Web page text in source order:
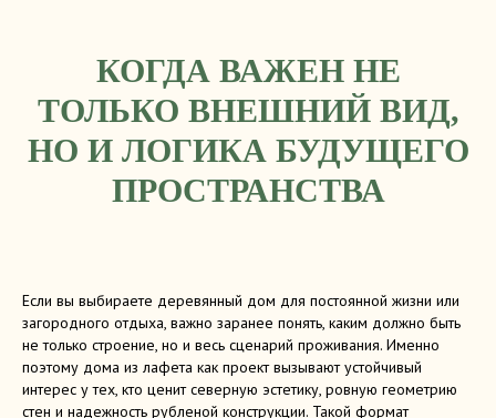
КОГДА ВАЖЕН НЕ
ТОЛЬКО ВНЕШНИЙ ВИД,
НО И ЛОГИКА БУДУЩЕГО
ПРОСТРАНСТВА
Если вы выбираете деревянный дом для постоянной жизни или
загородного отдыха, важно заранее понять, каким должно быть
не только строение, но и весь сценарий проживания. Именно
поэтому дома из лафета как проект вызывают устойчивый
интерес у тех, кто ценит северную эстетику, ровную геометрию
стен и надежность рубленой конструкции. Такой формат